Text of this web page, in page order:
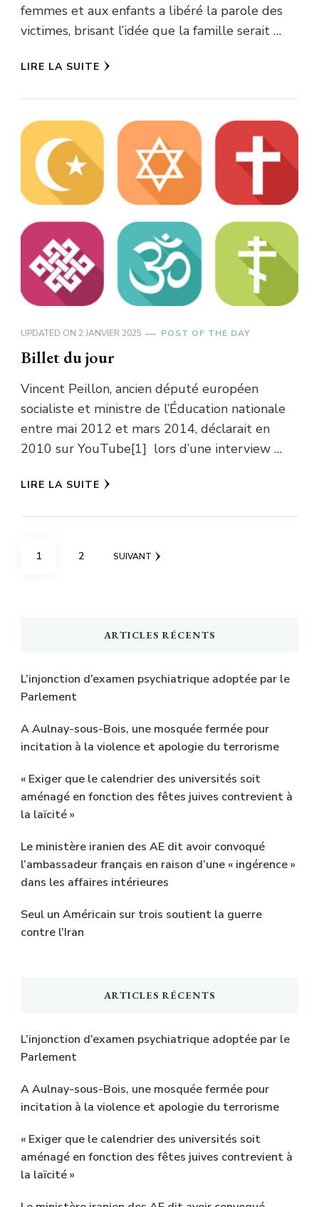
femmes et aux enfants a libéré la parole des
victimes, brisant l’idée que la famille serait …
LIRE LA SUITE
UPDATED ON 2 JANVIER 2025 POST OF THE DAY
Billet du jour
Vincent Peillon, ancien député européen
socialiste et ministre de l’Éducation nationale
entre mai 2012 et mars 2014, déclarait en
2010 sur YouTube[1] lors d’une interview …
LIRE LA SUITE
Navigation
PAGE
1 PAGE
2 SUIVANT
ARTICLES RÉCENTS
L’injonction d’examen psychiatrique adoptée par le
Parlement
A Aulnay-sous-Bois, une mosquée fermée pour
incitation à la violence et apologie du terrorisme
« Exiger que le calendrier des universités soit
aménagé en fonction des fêtes juives contrevient à
la laïcité »
Le ministère iranien des AE dit avoir convoqué
l’ambassadeur français en raison d’une « ingérence »
dans les affaires intérieures
Seul un Américain sur trois soutient la guerre
contre l’Iran
ARTICLES RÉCENTS
L’injonction d’examen psychiatrique adoptée par le
Parlement
A Aulnay-sous-Bois, une mosquée fermée pour
incitation à la violence et apologie du terrorisme
« Exiger que le calendrier des universités soit
aménagé en fonction des fêtes juives contrevient à
la laïcité »